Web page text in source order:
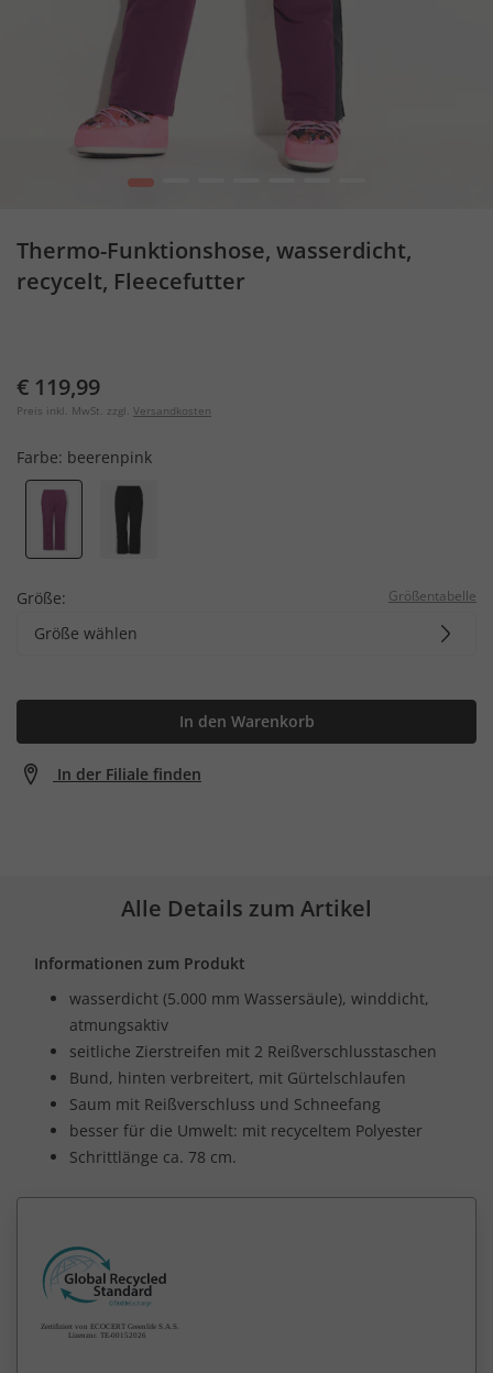
1
Thermo-Funktionshose, wasserdicht,
recycelt, Fleecefutter
€ 119,99
Preis inkl. MwSt. zzgl. Versandkosten
Farbe: beerenpink
Größe: Größentabelle
Größe wählen
In den Warenkorb
In der Filiale finden
Alle Details zum Artikel
Informationen zum Produkt
wasserdicht (5.000 mm Wassersäule), winddicht,
atmungsaktiv
seitliche Zierstreifen mit 2 Reißverschlusstaschen
Bund, hinten verbreitert, mit Gürtelschlaufen
Saum mit Reißverschluss und Schneefang
besser für die Umwelt: mit recyceltem Polyester
Schrittlänge ca. 78 cm.